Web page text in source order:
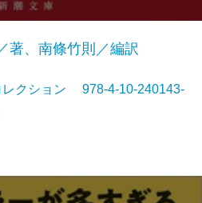
著、南條竹則／編訳
レクション 978-4-10-240143-